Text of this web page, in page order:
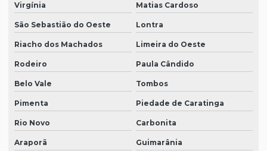
Virgínia Matias Cardoso
São Sebastião do Oeste Lontra
Riacho dos Machados Limeira do Oeste
Rodeiro Paula Cândido
Belo Vale Tombos
Pimenta Piedade de Caratinga
Rio Novo Carbonita
Araporã Guimarânia